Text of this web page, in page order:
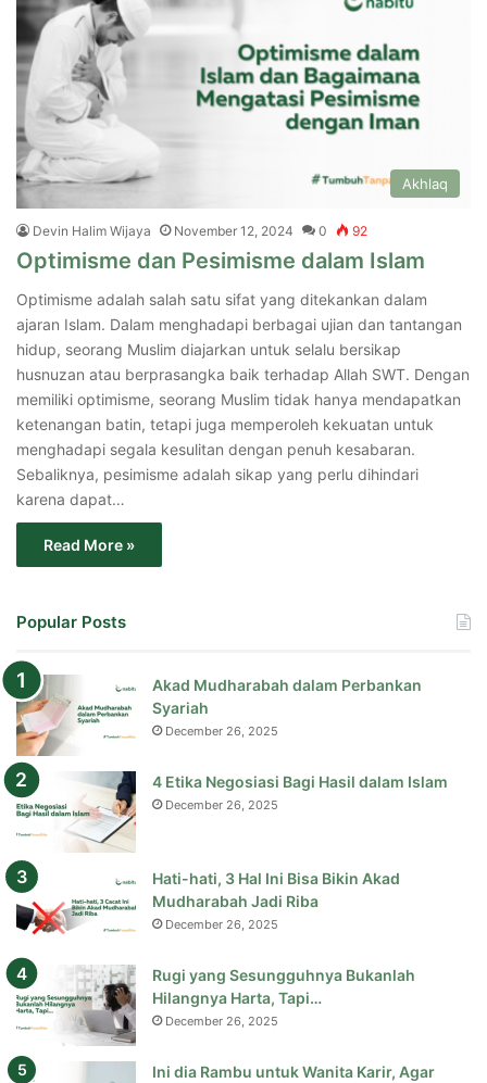
Akhlaq
Devin Halim Wijaya November 12, 2024 0 92
Optimisme dan Pesimisme dalam Islam
Optimisme adalah salah satu sifat yang ditekankan dalam
ajaran Islam. Dalam menghadapi berbagai ujian dan tantangan
hidup, seorang Muslim diajarkan untuk selalu bersikap
husnuzan atau berprasangka baik terhadap Allah SWT. Dengan
memiliki optimisme, seorang Muslim tidak hanya mendapatkan
ketenangan batin, tetapi juga memperoleh kekuatan untuk
menghadapi segala kesulitan dengan penuh kesabaran.
Sebaliknya, pesimisme adalah sikap yang perlu dihindari
karena dapat…
Read More »
Popular Posts
Akad Mudharabah dalam Perbankan
Syariah
December 26, 2025
4 Etika Negosiasi Bagi Hasil dalam Islam
December 26, 2025
Hati-hati, 3 Hal Ini Bisa Bikin Akad
Mudharabah Jadi Riba
December 26, 2025
Rugi yang Sesungguhnya Bukanlah
Hilangnya Harta, Tapi…
December 26, 2025
Ini dia Rambu untuk Wanita Karir, Agar